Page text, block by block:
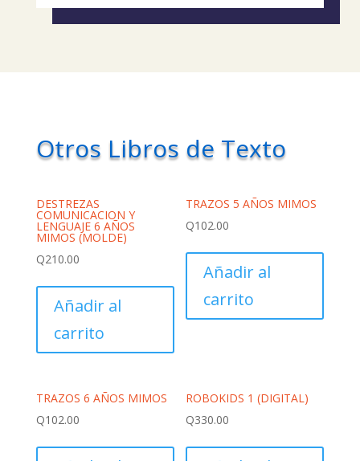
Otros Libros de Texto
DESTREZAS
COMUNICACION Y
LENGUAJE 6 AÑOS
MIMOS (MOLDE)
Q210.00
Añadir al
carrito
TRAZOS 5 AÑOS MIMOS
Q102.00
Añadir al
carrito
TRAZOS 6 AÑOS MIMOS
Q102.00
ROBOKIDS 1 (DIGITAL)
Q330.00